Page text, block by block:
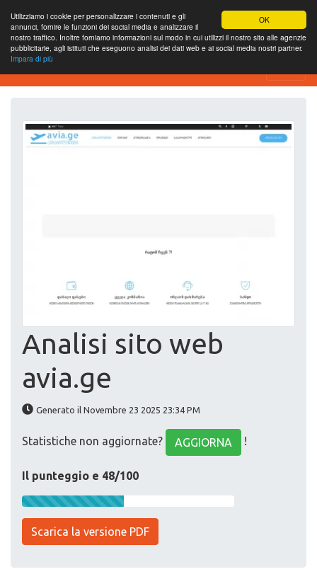
OK
Utilizziamo i cookie per personalizzare i contenuti e gli
annunci, fornire le funzioni dei social media e analizzare il
nostro traffico. Inoltre forniamo informazioni sul modo in cui utilizzi il nostro sito alle agenzie
pubblicitarie, agli istituti che eseguono analisi dei dati web e ai social media nostri partner.
Impara di più
Strumento di analisi del sito web
Analisi sito web
avia.ge
Generato il Novembre 23 2025 23:34 PM
Statistiche non aggiornate? AGGIORNA !
Il punteggio e 48/100
Scarica la versione PDF